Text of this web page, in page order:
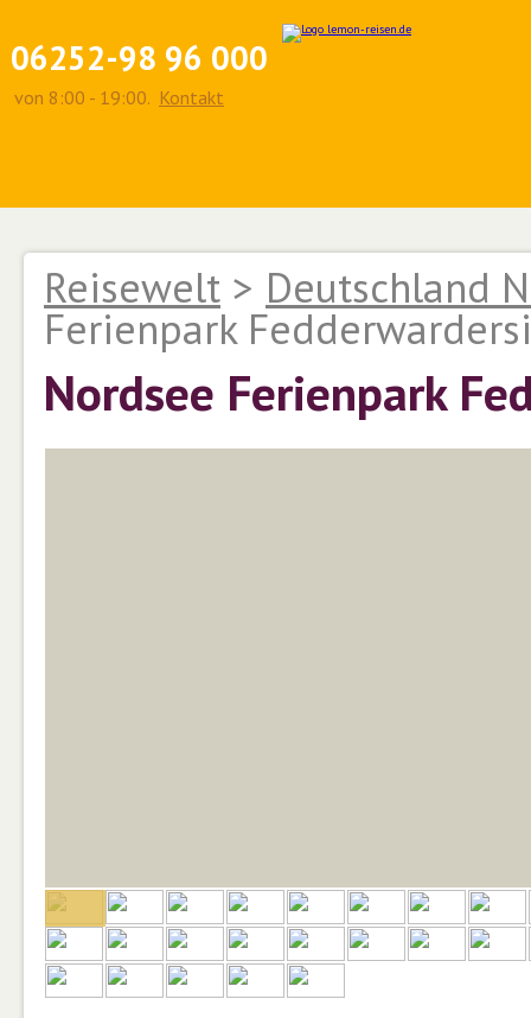
06252-98 96 000
von 8:00 - 19:00. Kontakt
Reisewelt > Deutschland
Ferienpark
Nordsee Ferienpark